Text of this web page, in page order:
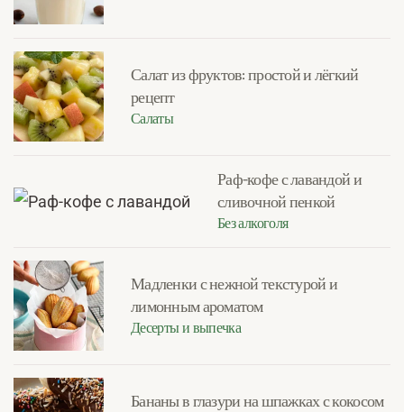
Салат из фруктов: простой и лёгкий
рецепт
Салаты
Раф-кофе с лавандой и
сливочной пенкой
Без алкоголя
Мадленки с нежной текстурой и
лимонным ароматом
Десерты и выпечка
Бананы в глазури на шпажках с кокосом